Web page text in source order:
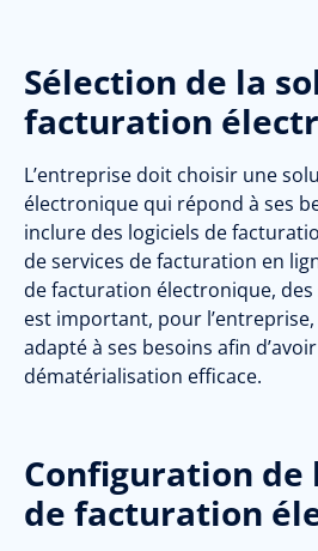
Sélection de la
facturation
L’entreprise doit choisir une
électronique qui répond à ses
inclure des logiciels de
de services de facturation en
de facturation électronique, des
est important, pour l’entreprise,
adapté à ses besoins afin
dématérialisation efficace.
Configuration de
de facturation